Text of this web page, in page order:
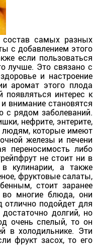
состав самых разных
с добавлением этого
если пользоваться
лучше. Это связано с
и настроение
аромат этого плода
интерес к
внимание становятся
с рядом заболеваний.
нефрите, энтерите,
людям, которые имеют
железы и печени
переносимость либо
не стоит ни в
кулинарии, а также
фруктовые салаты,
стоит заранее
во многие блюда, они
отлично подойдет для
долгий, но
очень спелый, то он
в холодильнике. Эти
фрукт засох, то его